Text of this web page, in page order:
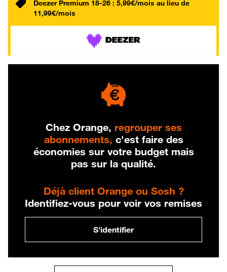
Deezer Premium 18-26 : 5,99€/mois au lieu de
11,99€/mois
Chez Orange, regrouper ses
abonnements, c'est faire des
économies sur votre budget mais
pas sur la qualité.
Déjà client Orange ou Sosh ?
Identifiez-vous pour voir vos remises
S'identifier